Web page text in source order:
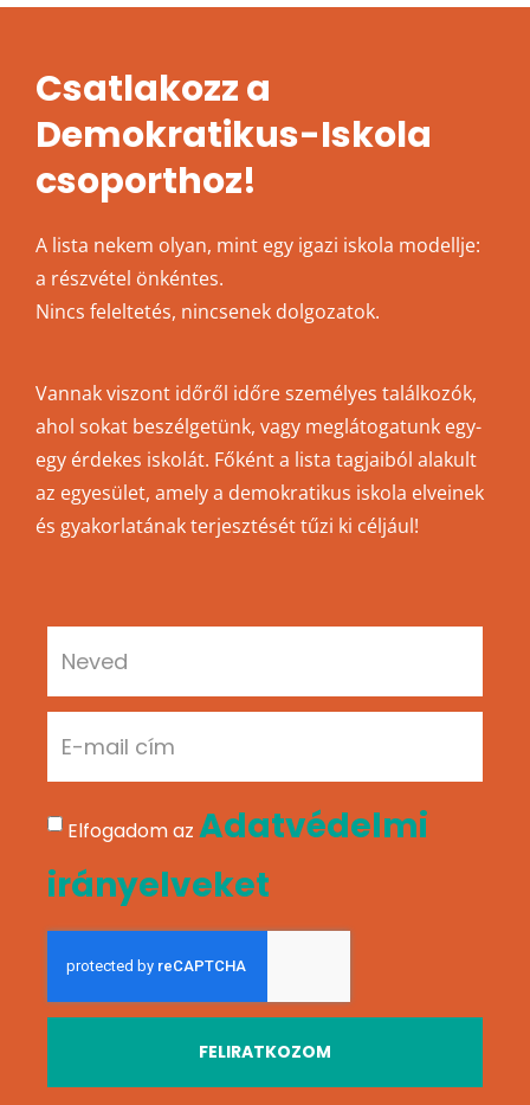
Csatlakozz a
Demokratikus-Iskola
csoporthoz!
A lista nekem olyan, mint egy igazi iskola modellje:
a részvétel önkéntes.
Nincs feleltetés, nincsenek dolgozatok.
Vannak viszont időről időre személyes találkozók,
ahol sokat beszélgetünk, vagy meglátogatunk egy-
egy érdekes iskolát. Főként a lista tagjaiból alakult
az egyesület, amely a demokratikus iskola elveinek
és gyakorlatának terjesztését tűzi ki céljául!
Elfogadom az Adatvédelmi
irányelveket
FELIRATKOZOM